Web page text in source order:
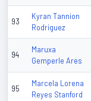
93
Kyran Tannion
Rodriguez
94
Maruxa
Gemperle Ares
95
Marcela Lorena
Reyes Stanford